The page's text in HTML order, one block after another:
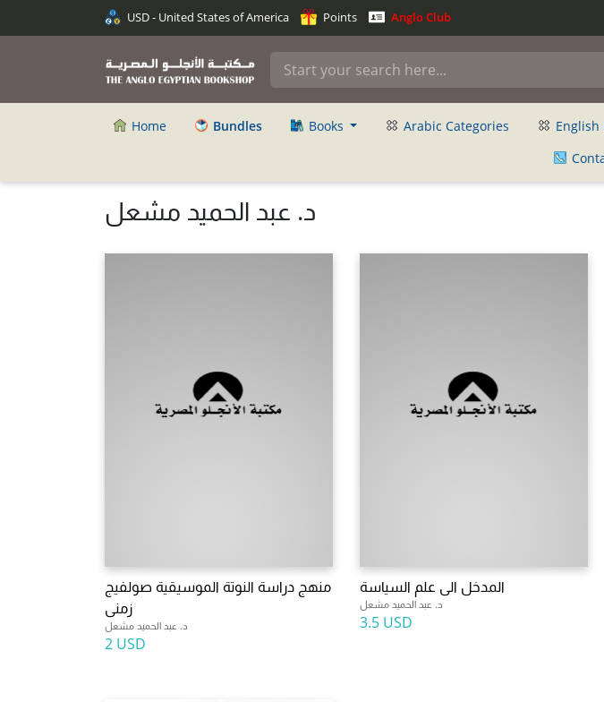
USD - United States of America Points Anglo Club
Home Bundles Books Arabic Categories English
د. عبد الحميد مشعل
منهج دراسة النوتة الموسيقية صولفيج
زمنى
د. عبد الحميد مشعل
2 USD
المدخل الى علم السياسة
د. عبد الحميد مشعل
3.5 USD